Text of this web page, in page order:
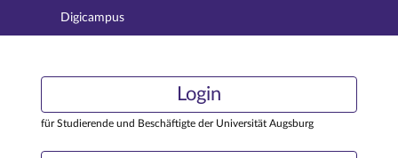
Hauptnavigation
Externer Login
Digicampus
Login
für Studierende und Beschäftigte der Universität Augsburg